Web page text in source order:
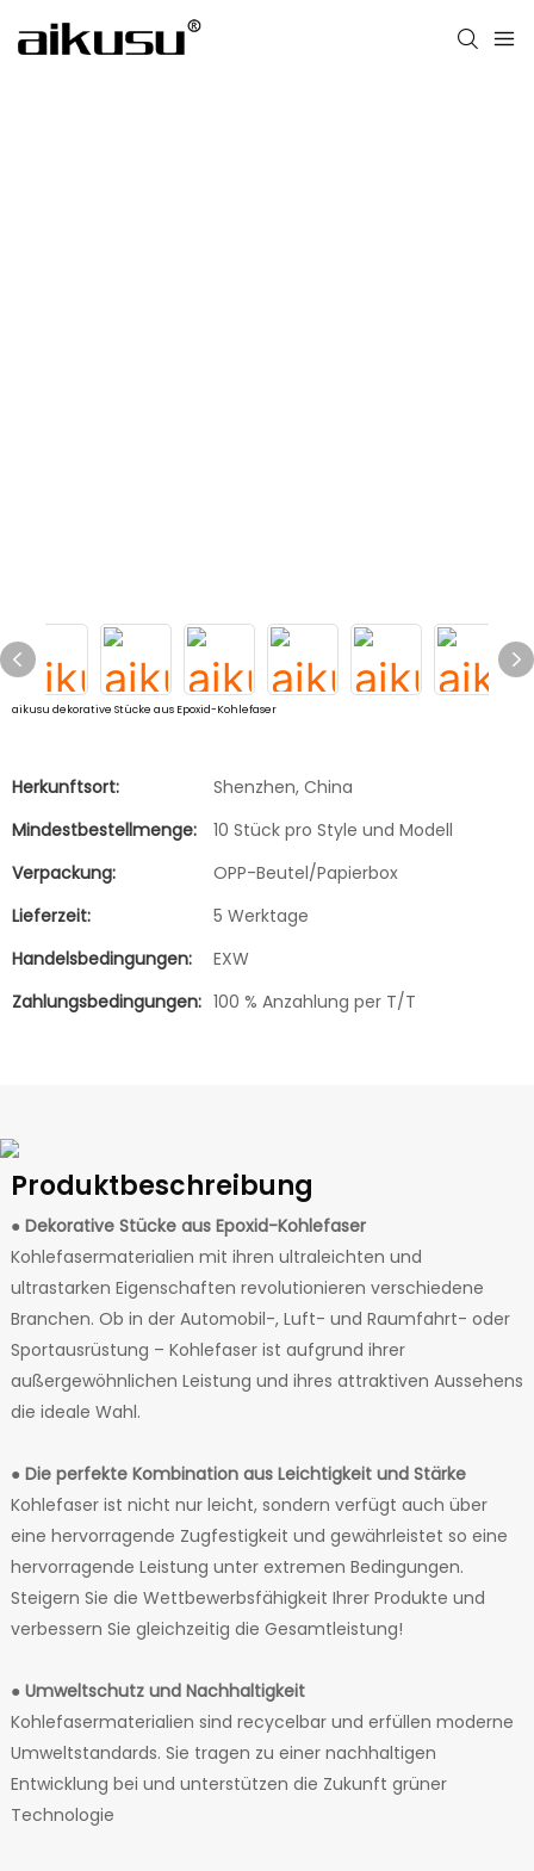
aikusu dekorative Stücke aus Epoxid-Kohlefaser
Herkunftsort:
Shenzhen, China
Mindestbestellmenge:
10 Stück pro Style und Modell
Verpackung:
OPP-Beutel/Papierbox
Lieferzeit:
5 Werktage
Handelsbedingungen:
EXW
Zahlungsbedingungen: 100 % Anzahlung per T/T
Produktbeschreibung
● Dekorative Stücke aus Epoxid-Kohlefaser
Kohlefasermaterialien mit ihren ultraleichten und
ultrastarken Eigenschaften revolutionieren verschiedene
Branchen. Ob in der Automobil-, Luft- und Raumfahrt- oder
Sportausrüstung – Kohlefaser ist aufgrund ihrer
außergewöhnlichen Leistung und ihres attraktiven Aussehens
die ideale Wahl.
● Die perfekte Kombination aus Leichtigkeit und Stärke
Kohlefaser ist nicht nur leicht, sondern verfügt auch über
eine hervorragende Zugfestigkeit und gewährleistet so eine
hervorragende Leistung unter extremen Bedingungen.
Steigern Sie die Wettbewerbsfähigkeit Ihrer Produkte und
verbessern Sie gleichzeitig die Gesamtleistung!
● Umweltschutz und Nachhaltigkeit
Kohlefasermaterialien sind recycelbar und erfüllen moderne
Umweltstandards. Sie tragen zu einer nachhaltigen
Entwicklung bei und unterstützen die Zukunft grüner
Technologie